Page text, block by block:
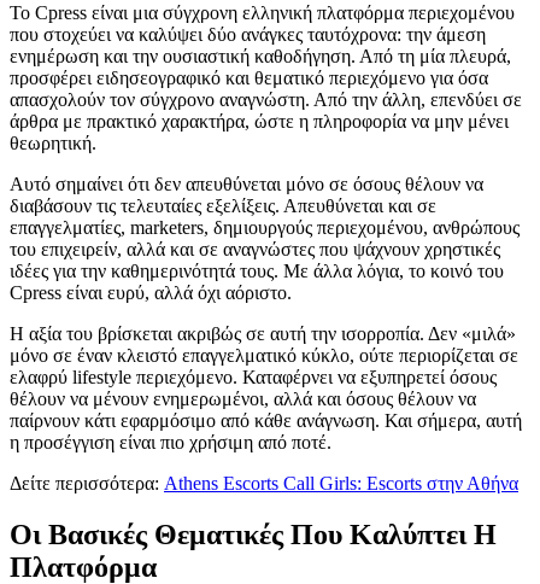
Το Cpress είναι μια σύγχρονη ελληνική πλατφόρμα περιεχομένου
που στοχεύει να καλύψει δύο ανάγκες ταυτόχρονα: την άμεση
ενημέρωση και την ουσιαστική καθοδήγηση. Από τη μία πλευρά,
προσφέρει ειδησεογραφικό και θεματικό περιεχόμενο για όσα
απασχολούν τον σύγχρονο αναγνώστη. Από την άλλη, επενδύει σε
άρθρα με πρακτικό χαρακτήρα, ώστε η πληροφορία να μην μένει
θεωρητική.
Αυτό σημαίνει ότι δεν απευθύνεται μόνο σε όσους θέλουν να
διαβάσουν τις τελευταίες εξελίξεις. Απευθύνεται και σε
επαγγελματίες, marketers, δημιουργούς περιεχομένου, ανθρώπους
του επιχειρείν, αλλά και σε αναγνώστες που ψάχνουν χρηστικές
ιδέες για την καθημερινότητά τους. Με άλλα λόγια, το κοινό του
Cpress είναι ευρύ, αλλά όχι αόριστο.
Η αξία του βρίσκεται ακριβώς σε αυτή την ισορροπία. Δεν «μιλά»
μόνο σε έναν κλειστό επαγγελματικό κύκλο, ούτε περιορίζεται σε
ελαφρύ lifestyle περιεχόμενο. Καταφέρνει να εξυπηρετεί όσους
θέλουν να μένουν ενημερωμένοι, αλλά και όσους θέλουν να
παίρνουν κάτι εφαρμόσιμο από κάθε ανάγνωση. Και σήμερα, αυτή
η προσέγγιση είναι πιο χρήσιμη από ποτέ.
Δείτε περισσότερα: Athens Escorts Call Girls: Escorts στην Αθήνα
Οι Βασικές Θεματικές Που Καλύπτει Η
Πλατφόρμα